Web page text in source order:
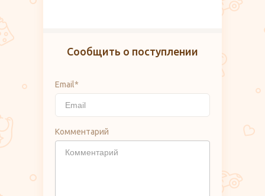
Сообщить о поступлении
Email*
Комментарий